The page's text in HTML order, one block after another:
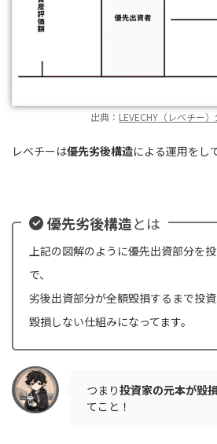
出典： LEVECHY（レベチー
レベチーは優先劣後構造による運用をし
優先劣後構造とは
上記の図解のように優先出資部分を
で、
劣後出資部分が全額毀損するまで投
毀損しない仕組みになってます。
つまり投資家の元本が毀
てこと！